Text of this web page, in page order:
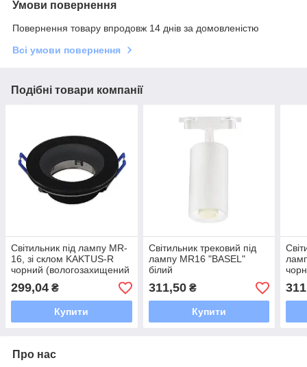
Умови повернення
Повернення товару впродовж 14 днів за домовленістю
Всі умови повернення
Подібні товари компанії
Світильник під лампу MR-
16, зі склом KAKTUS-R
чорний (вологозахищений
IP65)
299,04 ₴
Купити
Світильник трековий під
лампу MR16 "BASEL"
білий
311,50₴
Купити
Про нас